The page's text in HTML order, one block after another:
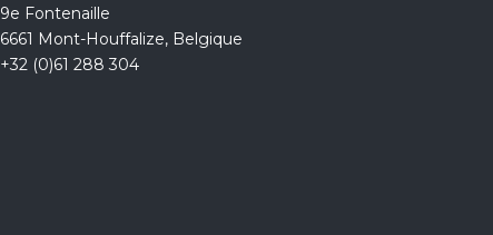
9e Fontenaille
6661 Mont-Houffalize, Belgique
+32 (0)61 288 304